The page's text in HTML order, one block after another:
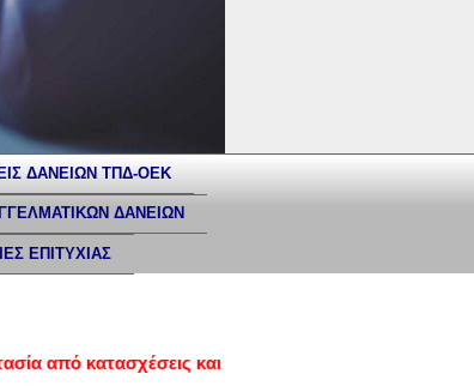
ΔΑΝΕΙΩΝ ΤΠΔ-ΟΕΚ
ΔΑΝΕΙΩΝ
ΕΠΙΤΥΧΙΑΣ
και πλειστηριασμούς •